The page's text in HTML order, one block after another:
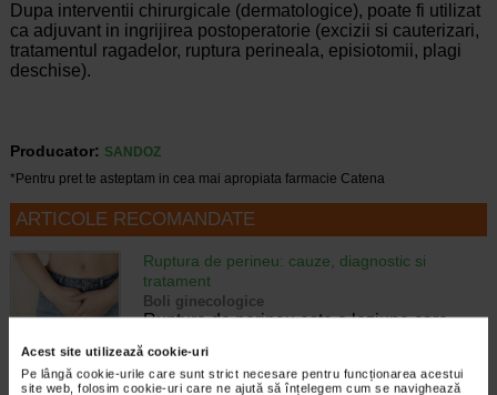
Acest site utilizează cookie-uri
Pe lângă cookie-urile care sunt strict necesare pentru funcționarea acestui
site web, folosim cookie-uri care ne ajută să înțelegem cum se navighează
Dupa interventii chirurgicale (dermatologice), poate fi utilizat
ca adjuvant in ingrijirea postoperatorie (excizii si cauterizari,
tratamentul ragadelor, ruptura perineala, episiotomii, plagi
deschise).
Producator: SANDOZ
*Pentru pret te asteptam in cea mai apropiata farmacie Catena
ARTICOLE RECOMANDATE
Ruptura de perineu: cauze, diagnostic si
tratament
Boli ginecologice
Ruptura de perineu este o leziune care
orificiul vaginal si anus, cel mai adesea in
timpul nasterii. De fapt, aproape 9 din 10